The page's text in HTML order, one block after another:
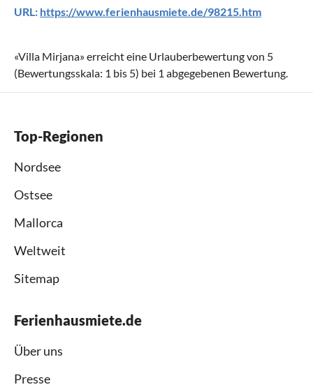
URL: https://www.ferienhausmiete.de/98215.htm
«Villa Mirjana» erreicht eine Urlauberbewertung von 5
(Bewertungsskala: 1 bis 5) bei 1 abgegebenen Bewertung.
Top-Regionen
Nordsee
Ostsee
Mallorca
Weltweit
Sitemap
Ferienhausmiete.de
Über uns
Presse